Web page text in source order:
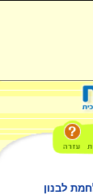
לבנון